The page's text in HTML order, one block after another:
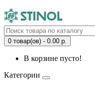
0 товар(ов) - 0.00 р.
В корзине пусто!
Категории